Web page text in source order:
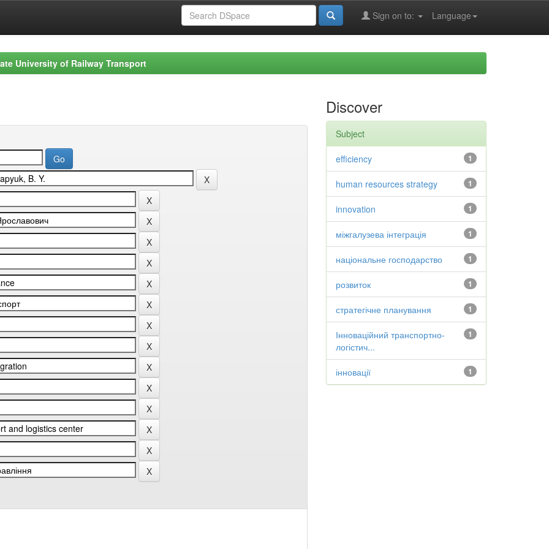
Language
Sign on to:
University of Railway Transport
Discover
Subject
1
efficiency
1
human resources strategy
1
innovation
1
міжгалузева інтеграція
1
національне господарство
1
розвиток
1
стратегічне планування
1
Інноваційний транспортно-
логістич...
1
інновації